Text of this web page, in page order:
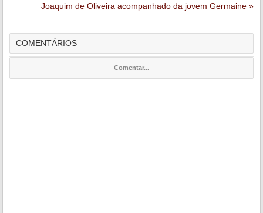
Joaquim de Oliveira acompanhado da jovem Germaine »
COMENTÁRIOS
Comentar...